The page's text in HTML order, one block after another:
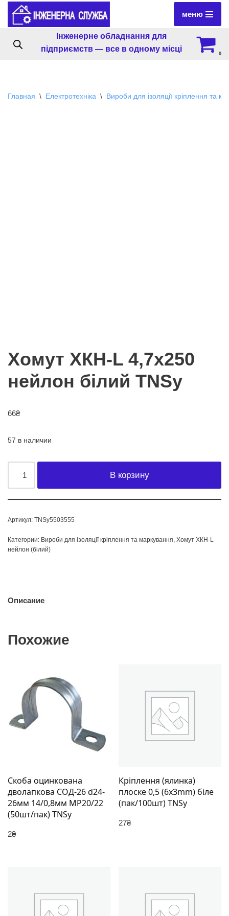
Перейти
содержимому
меню
Інженерне обладнання для
підприємств — все в одному місці
0
Главная \ Електротехніка \ Вироби для ізоляції кріплення та
Хомут ХКН-L 4,7х250
нейлон білий TNSy
66₴
57 в наличии
В корзину
Артикул: TNSy5503555
Категории: Вироби для ізоляції кріплення та маркування, Хомут ХКН-L
нейлон (білий)
Описание
Похожие
Скоба оцинкована
дволапкова СОД-26 d24-
26мм 14/0,8мм МР20/22
(50шт/пак) TNSy
2₴
Кріплення (ялинка)
плоске 0,5 (6х3mm) біле
(пак/100шт) TNSy
27₴